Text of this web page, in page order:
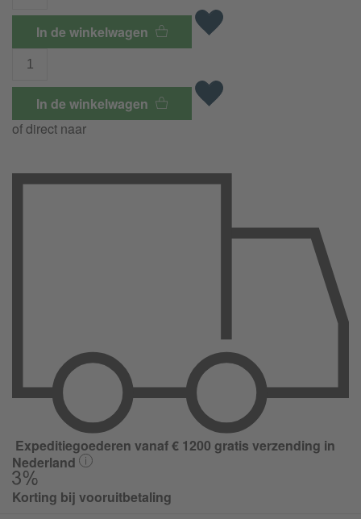
In de winkelwagen
In de winkelwagen
of direct naar
Expeditiegoederen vanaf € 1200 gratis verzending in
Nederland
Korting bij vooruitbetaling